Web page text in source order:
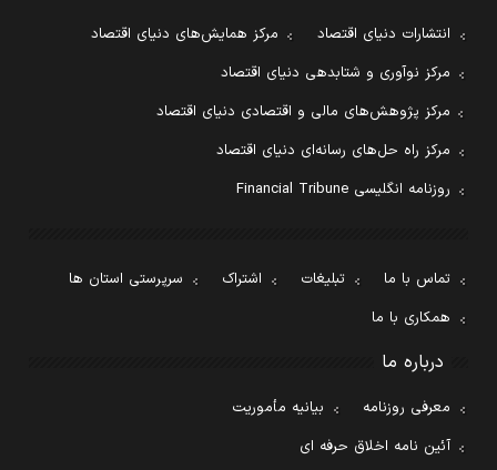
انتشارات دنیای اقتصاد
مرکز همایش‌های دنیای اقتصاد
مرکز نوآوری و شتابدهی دنیای اقتصاد
مرکز پژوهش‌های مالی و اقتصادی دنیای اقتصاد
مرکز راه حل‌های رسانه‌ای دنیای اقتصاد
روزنامه انگلیسی Financial Tribune
تماس با ما تبلیغات اشتراک
سرپرستی استان ها
همکاری با ما
درباره ما
معرفی روزنامه
بیانیه مأموریت
آئین نامه اخلاق حرفه ای